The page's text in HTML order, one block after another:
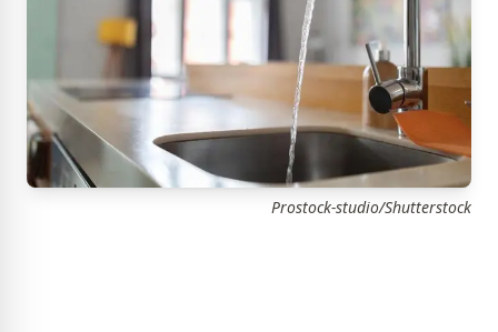
Prostock-studio/Shutterstock